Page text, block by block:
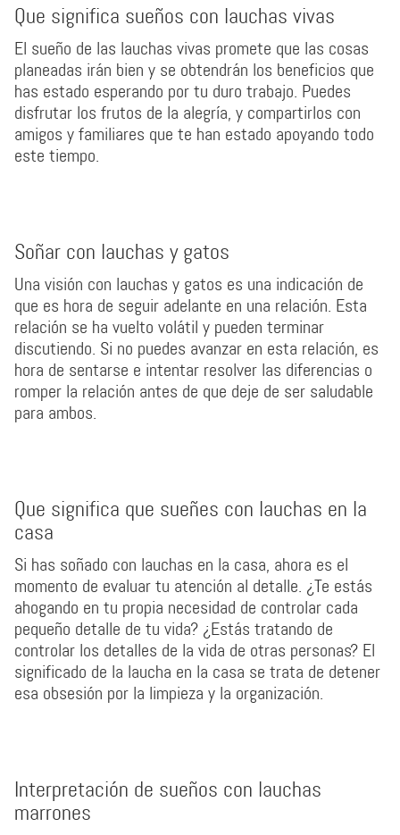
Que significa sueños con lauchas vivas
El sueño de las lauchas vivas promete que las cosas
planeadas irán bien y se obtendrán los beneficios que
has estado esperando por tu duro trabajo. Puedes
disfrutar los frutos de la alegría, y compartirlos con
amigos y familiares que te han estado apoyando todo
este tiempo.
Soñar con lauchas y gatos
Una visión con lauchas y gatos es una indicación de
que es hora de seguir adelante en una relación. Esta
relación se ha vuelto volátil y pueden terminar
discutiendo. Si no puedes avanzar en esta relación, es
hora de sentarse e intentar resolver las diferencias o
romper la relación antes de que deje de ser saludable
para ambos.
Que significa que sueñes con lauchas en la
casa
Si has soñado con lauchas en la casa, ahora es el
momento de evaluar tu atención al detalle. ¿Te estás
ahogando en tu propia necesidad de controlar cada
pequeño detalle de tu vida? ¿Estás tratando de
controlar los detalles de la vida de otras personas? El
significado de la laucha en la casa se trata de detener
esa obsesión por la limpieza y la organización.
Interpretación de sueños con lauchas
marrones